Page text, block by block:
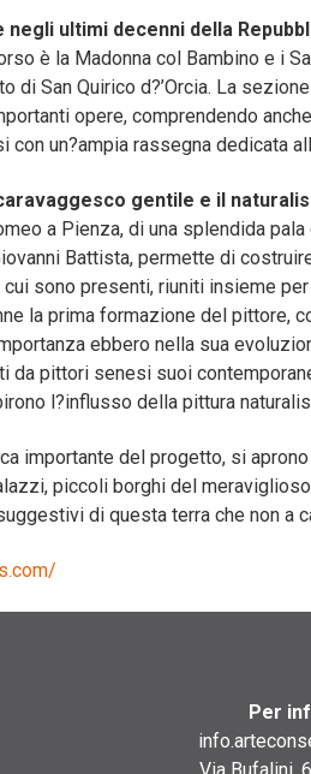
ultimi decenni della
è la Madonna col Bambino e i
di San Quirico d?’Orcia. La
opere, comprendendo
con un?ampia rassegna dedicata
gentile e il
a Pienza, di una splendida
Battista, permette di
sono presenti, riuniti insieme
la prima formazione del pittore,
ebbero nella sua
da pittori senesi suoi
l?influsso della pittura
importante del progetto, si
piccoli borghi del
di questa terra che non a
Per